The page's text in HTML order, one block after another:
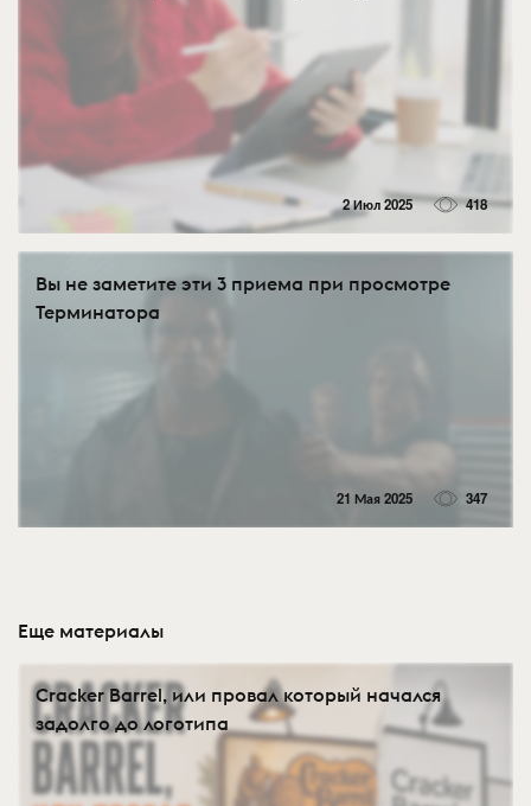
2 Июл 2025 418
Вы не заметите эти 3 приема при просмотре
Терминатора
21 Мая 2025 347
Еще материалы
Cracker Barrel, или провал который начался
задолго до логотипа